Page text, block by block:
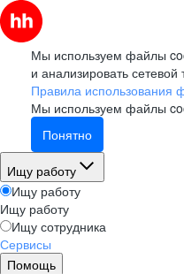
Мы используем файлы
и анализировать сетевой
Правила использования
Мы используем файлы
Понятно
Ищу работу
Ищу работу
Ищу работу
Ищу сотрудника
Сервисы
Помощь